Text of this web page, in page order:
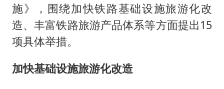
施》，围绕加快铁路基础设施旅游化改
造、丰富铁路旅游产品体系等方面提出15
项具体举措。
加快基础设施旅游化改造